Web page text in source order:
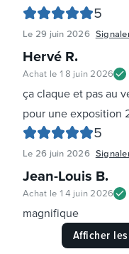
5
Le 29 juin 2026
Hervé R.
Achat le 18 juin 2026
ça claque et pas au
pour une exposition
5
Le 26 juin 2026
Jean-Louis B.
Achat le 14 juin 2026
magnifique
Afficher